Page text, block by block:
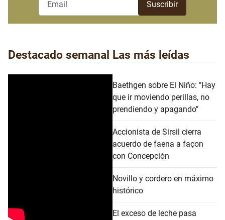
Destacado semanal Las más leídas
Baethgen sobre El Niño: "Hay
que ir moviendo perillas, no
prendiendo y apagando"
Accionista de Sirsil cierra
acuerdo de faena a façon
con Concepción
Novillo y cordero en máximo
histórico
El exceso de leche pasa